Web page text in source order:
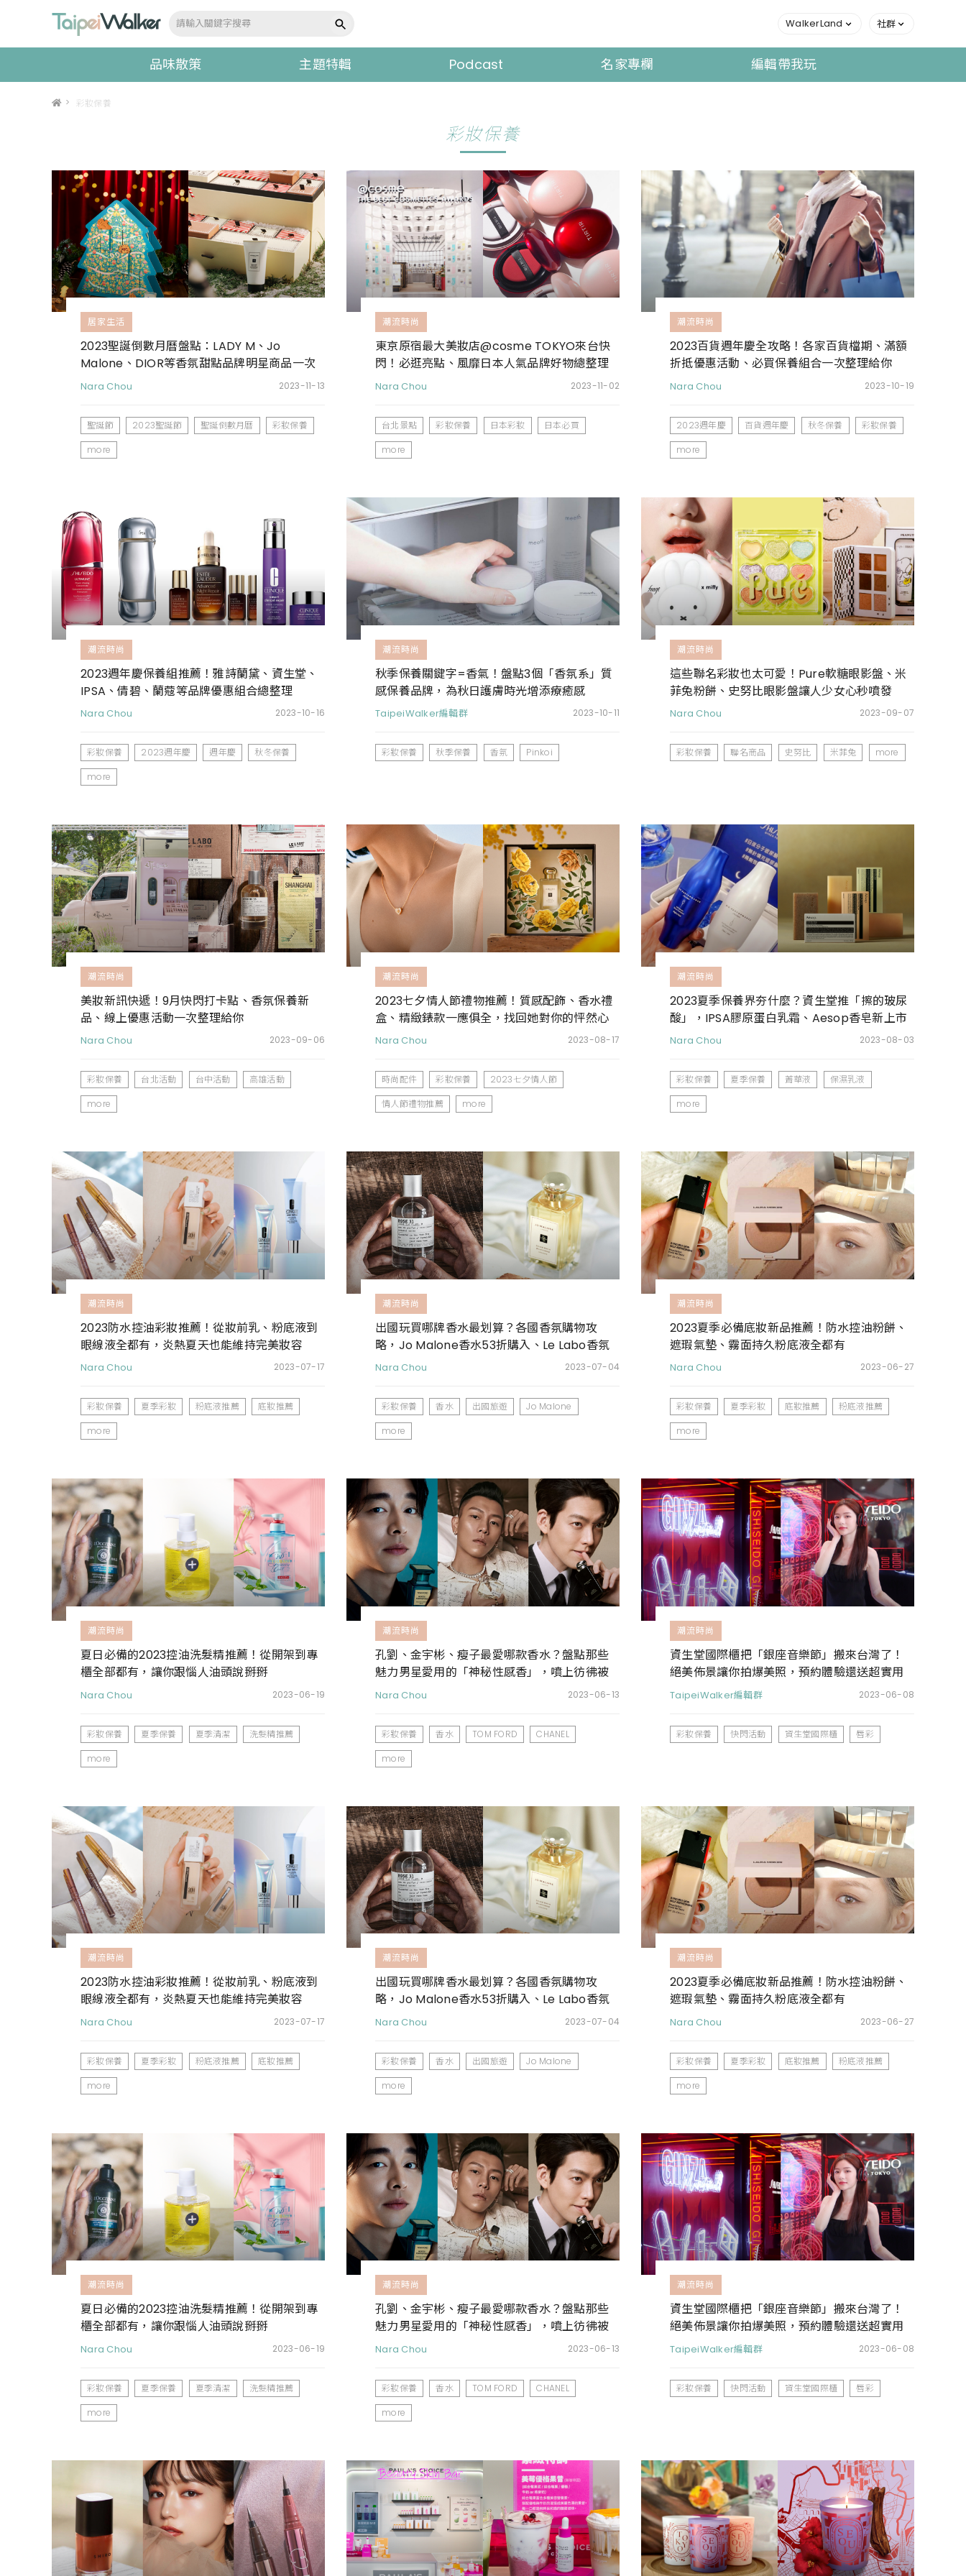
WalkerLand 社群
品味散策 主題特輯 Podcast 名家專欄 編輯帶我玩
> 彩妝保養
彩妝保養
居家生活
2023聖誕倒數月曆盤點：LADY M、Jo
Malone、DIOR等香氛甜點品牌明星商品一次
收
Nara Chou 2023-11-13
聖誕節 2023聖誕節 聖誕倒數月曆
彩妝保養
more
潮流時尚
東京原宿最大美妝店@cosme TOKYO來台快
閃！必逛亮點、風靡日本人氣品牌好物總整理
Nara Chou 2023-11-02
台北景點 彩妝保養 日本彩妝
日本必買
more
潮流時尚
2023百貨週年慶全攻略！各家百貨檔期、滿額
折抵優惠活動、必買保養組合一次整理給你
Nara Chou 2023-10-19
2023週年慶 百貨週年慶 秋冬保養
彩妝保養
more
潮流時尚
2023週年慶保養組推薦！雅詩蘭黛、資生堂、
IPSA、倩碧、蘭蔻等品牌優惠組合總整理
Nara Chou 2023-10-16
彩妝保養 2023週年慶 週年慶
秋冬保養
more
潮流時尚
秋季保養關鍵字=香氣！盤點3個「香氛系」質
感保養品牌，為秋日護膚時光增添療癒感
TaipeiWalker編輯群 2023-10-11
彩妝保養 秋季保養 香氛 Pinkoi
潮流時尚
這些聯名彩妝也太可愛！Pure軟糖眼影盤、米
菲兔粉餅、史努比眼影盤讓人少女心秒噴發
Nara Chou 2023-09-07
彩妝保養 聯名商品 史努比 米菲兔 more
潮流時尚
美妝新訊快遞！9月快閃打卡點、香氛保養新
品、線上優惠活動一次整理給你
Nara Chou 2023-09-06
彩妝保養 台北活動 台中活動
高雄活動
more
潮流時尚
2023七夕情人節禮物推薦！質感配飾、香水禮
盒、精緻錶款一應俱全，找回她對你的怦然心
動
Nara Chou 2023-08-17
時尚配件 彩妝保養
2023七夕情人節
情人節禮物推薦
more
潮流時尚
2023夏季保養界夯什麼？資生堂推「擦的玻尿
酸」，IPSA膠原蛋白乳霜、Aesop香皂新上市
Nara Chou 2023-08-03
彩妝保養 夏季保養 菁華液
保濕乳液
more
潮流時尚
2023防水控油彩妝推薦！從妝前乳、粉底液到
眼線液全都有，炎熱夏天也能維持完美妝容
Nara Chou 2023-07-17
彩妝保養 夏季彩妝 粉底液推薦
底妝推薦
more
潮流時尚
出國玩買哪牌香水最划算？各國香氛購物攻
略，Jo Malone香水53折購入、Le Labo香氛
日韓價格都好甜
Nara Chou 2023-07-04
彩妝保養 香水 出國旅遊
Jo Malone
more
潮流時尚
2023夏季必備底妝新品推薦！防水控油粉餅、
遮瑕氣墊、霧面持久粉底液全都有
Nara Chou 2023-06-27
彩妝保養 夏季彩妝 底妝推薦
粉底液推薦
more
潮流時尚
夏日必備的2023控油洗髮精推薦！從開架到專
櫃全部都有，讓你跟惱人油頭說掰掰
Nara Chou 2023-06-19
彩妝保養 夏季保養 夏季清潔
洗髮精推薦
more
潮流時尚
孔劉、金宇彬、瘦子最愛哪款香水？盤點那些
魅力男星愛用的「神秘性感香」，噴上彷彿被
他們擁入懷
Nara Chou 2023-06-13
彩妝保養 香水 TOM FORD
CHANEL
more
潮流時尚
資生堂國際櫃把「銀座音樂節」搬來台灣了！
絕美佈景讓你拍爆美照，預約體驗還送超實用
彩妝保養旅行組
TaipeiWalker編輯群 2023-06-08
彩妝保養 快閃活動 資生堂國際櫃 唇彩
潮流時尚
2023防水控油彩妝推薦！從妝前乳、粉底液到
眼線液全都有，炎熱夏天也能維持完美妝容
Nara Chou 2023-07-17
彩妝保養 夏季彩妝 粉底液推薦
底妝推薦
more
潮流時尚
出國玩買哪牌香水最划算？各國香氛購物攻
略，Jo Malone香水53折購入、Le Labo香氛
日韓價格都好甜
Nara Chou 2023-07-04
彩妝保養 香水 出國旅遊
Jo Malone
more
潮流時尚
2023夏季必備底妝新品推薦！防水控油粉餅、
遮瑕氣墊、霧面持久粉底液全都有
Nara Chou 2023-06-27
彩妝保養 夏季彩妝 底妝推薦
粉底液推薦
more
潮流時尚
夏日必備的2023控油洗髮精推薦！從開架到專
櫃全部都有，讓你跟惱人油頭說掰掰
Nara Chou 2023-06-19
彩妝保養 夏季保養 夏季清潔
洗髮精推薦
more
潮流時尚
孔劉、金宇彬、瘦子最愛哪款香水？盤點那些
魅力男星愛用的「神秘性感香」，噴上彷彿被
他們擁入懷
Nara Chou 2023-06-13
彩妝保養 香水 TOM FORD
CHANEL
more
潮流時尚
資生堂國際櫃把「銀座音樂節」搬來台灣了！
絕美佈景讓你拍爆美照，預約體驗還送超實用
彩妝保養旅行組
TaipeiWalker編輯群 2023-06-08
彩妝保養 快閃活動 資生堂國際櫃 唇彩